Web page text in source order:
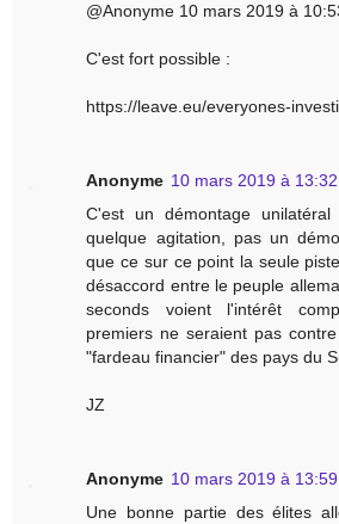
@Anonyme 10 mars 2019 à
C'est fort possible :
https://leave.eu/everyones-
Anonyme 10 mars 2019 à 13:32
C'est un démontage
quelque agitation, pas un
que ce sur ce point la seule
désaccord entre le peuple
seconds voient l'intérêt
premiers ne seraient pas
"fardeau financier" des pays du
JZ
Anonyme 10 mars 2019 à 13:59
Une bonne partie des élites